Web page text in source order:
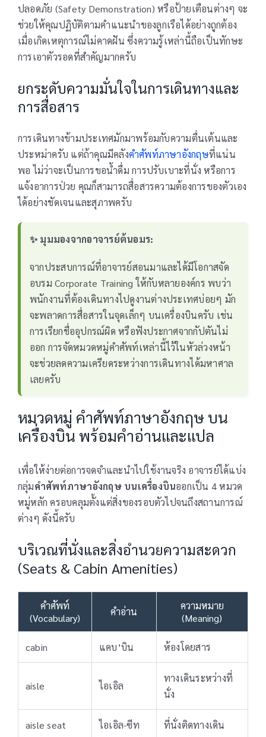
ปลอดภัย (Safety Demonstration) หรือป้ายเตือนต่างๆ จะ
ช่วยให้คุณปฏิบัติตามคำแนะนำของลูกเรือได้อย่างถูกต้อง
เมื่อเกิดเหตุการณ์ไม่คาดฝัน ซึ่งความรู้เหล่านี้ถือเป็นทักษะ
การเอาตัวรอดที่สำคัญมากครับ
ยกระดับความมั่นใจในการเดินทางและ
การสื่อสาร
การเดินทางข้ามประเทศมักมาพร้อมกับความตื่นเต้นและ
ประหม่าครับ แต่ถ้าคุณมีคลังคำศัพท์ภาษาอังกฤษที่แน่น
พอ ไม่ว่าจะเป็นการขอน้ำดื่ม การปรับเบาะที่นั่ง หรือการ
แจ้งอาการป่วย คุณก็สามารถสื่อสารความต้องการของตัวเอง
ได้อย่างชัดเจนและสุภาพครับ
✨ มุมมองจากอาจารย์ต้นอมร:
จากประสบการณ์ที่อาจารย์สอนมาและได้มีโอกาสจัด
อบรม Corporate Training ให้กับหลายองค์กร พบว่า
พนักงานที่ต้องเดินทางไปดูงานต่างประเทศบ่อยๆ มัก
จะพลาดการสื่อสารในจุดเล็กๆ บนเครื่องบินครับ เช่น
การเรียกชื่ออุปกรณ์ผิด หรือฟังประกาศจากกัปตันไม่
ออก การจัดหมวดหมู่คำศัพท์เหล่านี้ไว้ในหัวล่วงหน้า
จะช่วยลดความเครียดระหว่างการเดินทางได้มหาศาล
เลยครับ
หมวดหมู่ คำศัพท์ภาษาอังกฤษ บน
เครื่องบิน พร้อมคำอ่านและแปล
เพื่อให้ง่ายต่อการจดจำและนำไปใช้งานจริง อาจารย์ได้แบ่ง
กลุ่มคำศัพท์ภาษาอังกฤษ บนเครื่องบินออกเป็น 4 หมวด
หมู่หลัก ครอบคลุมตั้งแต่สิ่งของรอบตัวไปจนถึงสถานการณ์
ต่างๆ ดังนี้ครับ
บริเวณที่นั่งและสิ่งอำนวยความสะดวก
(Seats & Cabin Amenities)
คำศัพท์
(Vocabulary)
คำอ่าน
ความหมาย
(Meaning)
cabin แคบ’บิน ห้องโดยสาร
aisle ไอเอิล
ทางเดินระหว่างที่
นั่ง
aisle seat ไอเอิล-ซีท ที่นั่งติดทางเดิน